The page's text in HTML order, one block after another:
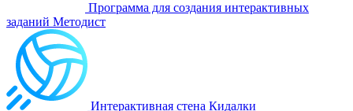
Программа для создания интерактивных
заданий Методист
Интерактивная стена Кидалки